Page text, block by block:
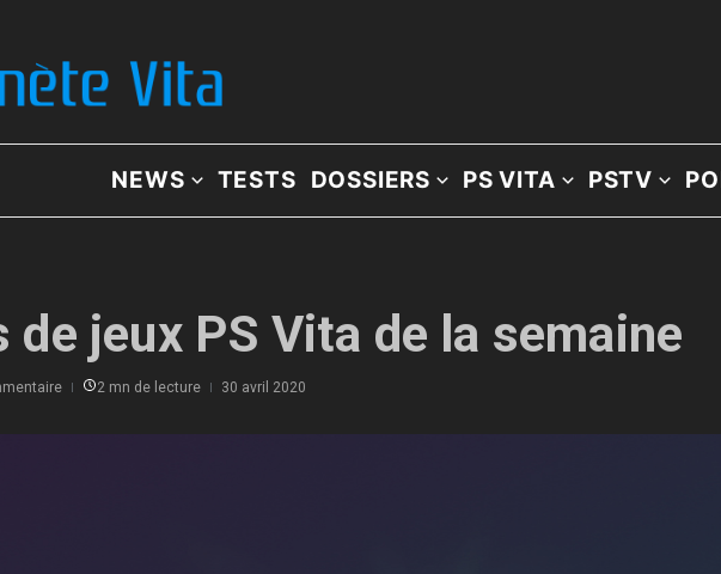
NEWS TESTS DOSSIERS PS VITA PSTV
de jeux PS Vita de la semaine
2 mn de lecture 30 avril 2020